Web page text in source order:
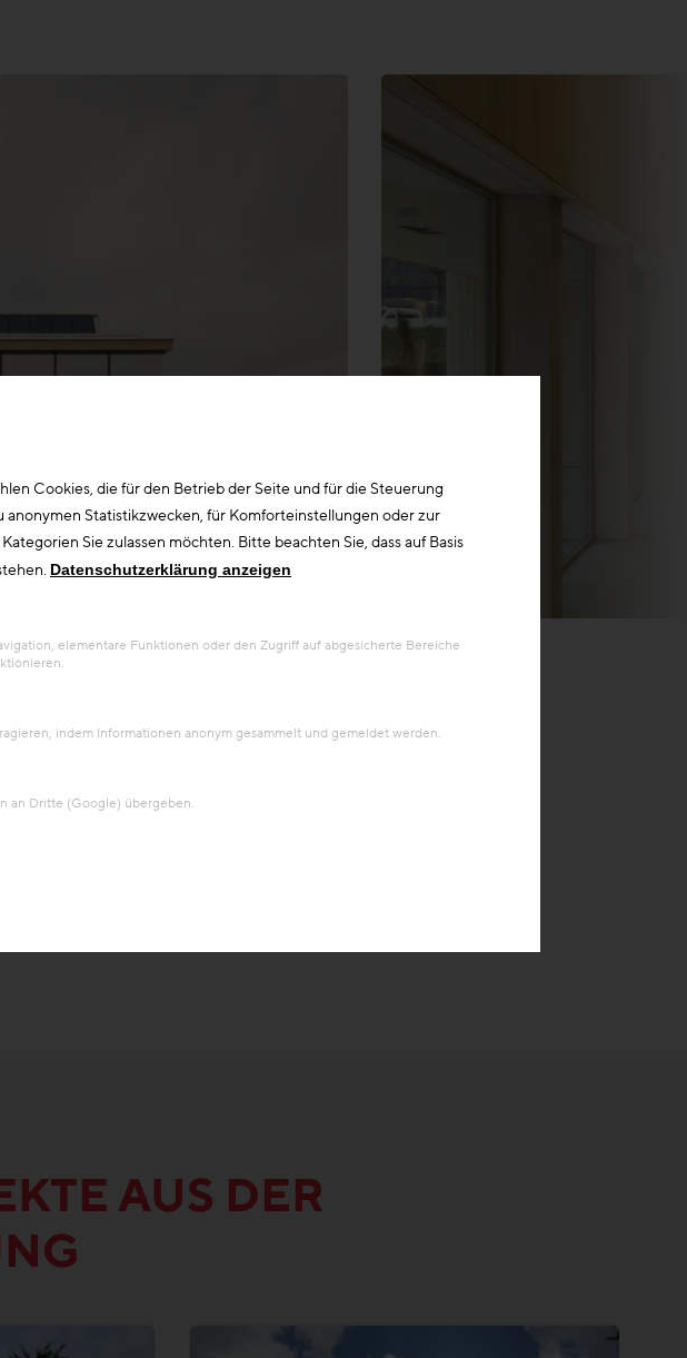
AUS DER
Cookies, die für den Betrieb der Seite und für die Steuerung
Statistikzwecken, für Komforteinstellungen oder zur
Sie zulassen möchten. Bitte beachten Sie, dass auf Basis
Datenschutzerklärung anzeigen
elementare Funktionen oder den Zugriff auf abgesicherte Bereiche
indem Informationen anonym gesammelt und gemeldet werden.
an Dritte (Google) übergeben.